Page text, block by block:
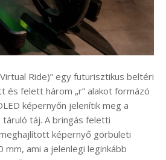
Ride)” egy futurisztikus beltéri
és felett három „r” alakot formázó
képernyőn jelenítik meg a
táj. A bringás feletti
képernyő görbületi
mm, ami a jelenlegi leginkább